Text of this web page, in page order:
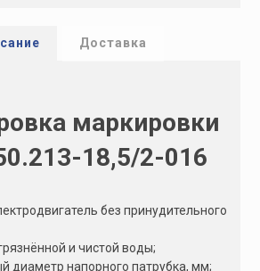
Доставка
маркировки
18,5/2-016
без принудительного
и чистой воды;
диаметр напорного патрубка, мм;